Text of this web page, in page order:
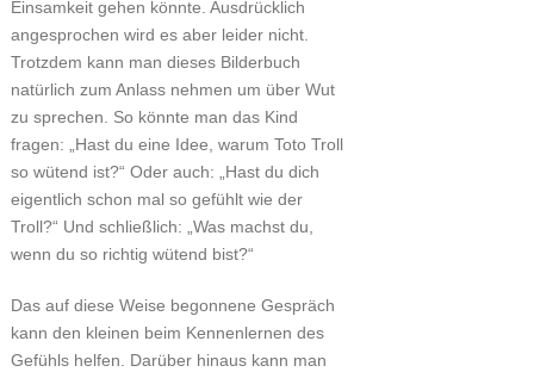
Einsamkeit gehen könnte. Ausdrücklich
angesprochen wird es aber leider nicht.
Trotzdem kann man dieses Bilderbuch
natürlich zum Anlass nehmen um über Wut
zu sprechen. So könnte man das Kind
fragen: „Hast du eine Idee, warum Toto Troll
so wütend ist?“ Oder auch: „Hast du dich
eigentlich schon mal so gefühlt wie der
Troll?“ Und schließlich: „Was machst du,
wenn du so richtig wütend bist?“
Das auf diese Weise begonnene Gespräch
kann den kleinen beim Kennenlernen des
Gefühls helfen. Darüber hinaus kann man